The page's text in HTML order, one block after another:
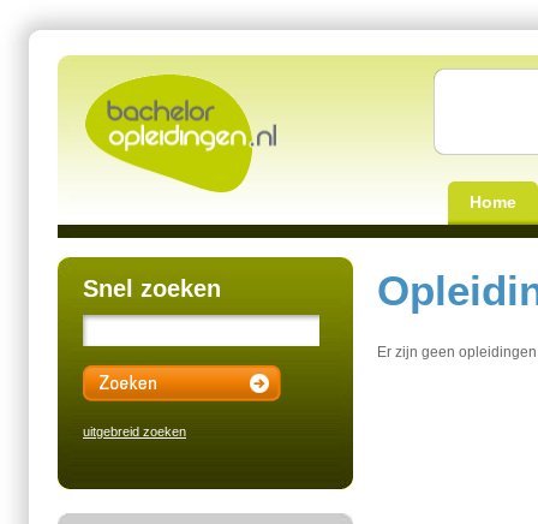
Home
Snel zoeken
uitgebreid zoeken
Er zijn geen